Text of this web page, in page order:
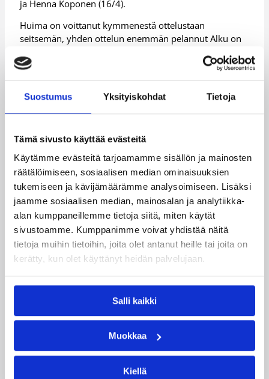
Suostumus Yksityiskohdat Tietoja
Tämä sivusto käyttää evästeitä
Käytämme evästeitä tarjoamamme sisällön ja mainosten
räätälöimiseen, sosiaalisen median ominaisuuksien
tukemiseen ja kävijämäärämme analysoimiseen. Lisäksi
jaamme sosiaalisen median, mainosalan ja analytiikka-
alan kumppaneillemme tietoja siitä, miten käytät
sivustoamme. Kumppanimme voivat yhdistää näitä
tietoja muihin tietoihin, joita olet antanut heille tai joita on
kerätty, kun olet käyttänyt heidän palvelujaan.
Salli kaikki
Muokkaa
Kiellä
ja Henna Koponen (16/4).
Huima on voittanut kymmenestä ottelustaan
seitsemän, yhden ottelun enemmän pelannut Alku on
Lisätietoja:
Henkilöt
Centhya Hart
Evita Iiskola
Henna Koponen
Katja Summala
Kenya Robinson
Laura Wilson
Madina Ali
Patrice Holmes
Salla Viitanen
Special Jennings
Vilma Kesänen
Kategoriat